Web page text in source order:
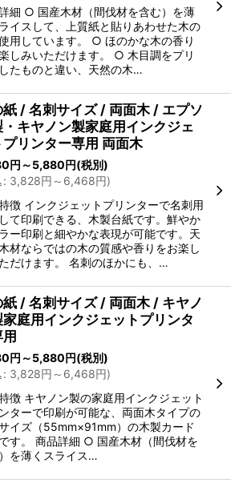
細 ○ 国産木材（間伐材を含む）を薄
イスして、上質紙と貼りあわせた木の
用しています。 ○ ほのかな木の香り
しみいただけます。 ○ 木目調をプリ
たものと違い、天然の木…
紙 / 名刺サイズ / 両面木 / エプソ
・キヤノン製家庭用インクジェ
プリンター専用 両面木
円 ～5,880円(税別)
: 3,828円 ～6,468円)
徴 インクジェットプリンターで名刺用
て印刷できる、木製台紙です。鮮やか
ー印刷と細やかな表現が可能です。天
材ならではの木の質感や香りをお楽し
だけます。 名刺のほかにも、…
紙 / 名刺サイズ / 両面木 / キヤノ
家庭用インクジェットプリンタ
円 ～5,880円(税別)
: 3,828円 ～6,468円)
徴 キヤノン製の家庭用インクジェット
ターで印刷が可能な、両面木タイプの
イズ（55mm×91mm）の木製カード
す。 商品詳細 ○ 国産木材（間伐材を
を薄くスライス…